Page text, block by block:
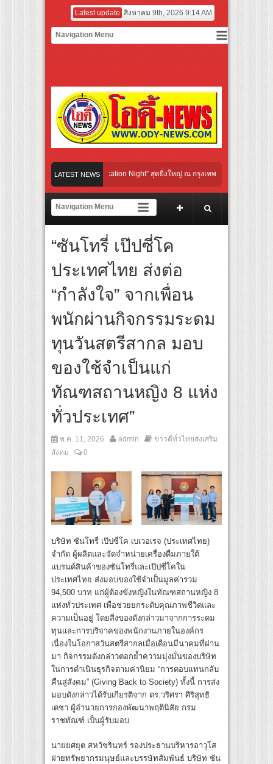
Latest update สิงหาคม 9th, 2026 9:14 AM
LATEST NEWS
Communication Night” สุดยิ่งใหญ่ ณ กรุงเทพฯ ขนทัพศิลปินชั้นนำ พร้อมกาล่า
ะแอโรบิกสุดมันส์ ในกิจกรรม “EM-ROBIC DANCE FOR MOM @BENCHASIRI
สุดแห่งปีจาก NUUI Starathon 8.8 “บอส-โนอึล” เปิดประเดิมเคะ-เมะ สุดเซอร์ไพร้ส์วั
เกมใหม่ในวงการการศึกษา เปิดตัว “SCA PLUS” แพลตฟอร์มการเรียนรู้ “Creative
อดการลงทุนในธุรกิจการศึกษากว่า 100 ล้านบาท
เส้นทางจาการ์ตา-กรุงเทพฯ เสริม Air Connectivity ดึงนักท่องเที่ยวคุณภาพจากอินโด
Communication Night” สุดยิ่งใหญ่ ณ กรุงเทพฯ ขนทัพศิลปินชั้นนำ พร้อมกาล่า
“ซันโทรี่ เป๊ปซี่โค
ประเทศไทย ส่งต่อ
“กำลังใจ” จากเพื่อน
พนักผ่านกิจกรรมระดม
ทุนวันสตรีสากล มอบ
ของใช้จำเป็นแก่
ทัณฑสถานหญิง 8 แห่ง
ทั่วประเทศ”
พ.ค. 11, 2026 admin
ข่าวดีทั่วไทยส่งเสริม
สังคม
0
บริษัท ซันโทรี่ เป๊ปซี่โค เบเวอเรจ (ประเทศไทย)
จำกัด ผู้ผลิตและจัดจำหน่ายเครื่องดื่มภายใต้
แบรนด์สินค้าของซันโทรี่และเป๊ปซี่โคใน
ประเทศไทย ส่งมอบของใช้จำเป็นมูลค่ารวม
94,500 บาท แก่ผู้ต้องขังหญิงในทัณฑสถานหญิง 8
แห่งทั่วประเทศ เพื่อช่วยยกระดับคุณภาพชีวิตและ
ความเป็นอยู่ โดยสิ่งของดังกล่าวมาจากการระดม
ทุนและการบริจาคของพนักงานภายในองค์กร
เนื่องในโอกาสวันสตรีสากลเมื่อเดือนมีนาคมที่ผ่าน
มา กิจกรรมดังกล่าวตอกย้ำความมุ่งมั่นของบริษัท
ในการดำเนินธุรกิจตามค่านิยม “การตอบแทนกลับ
คืนสู่สังคม” (Giving Back to Society) ทั้งนี้ การส่ง
มอบดังกล่าวได้รับเกียรติจาก ดร.วริศรา ศิริสุทธิ
เดชา ผู้อำนวยการกองพัฒนาพฤตินิสัย กรม
ราชทัณฑ์ เป็นผู้รับมอบ
นายยศยุต สหวัชรินทร์ รองประธานบริหารอาวุโส
ฝ่ายทรัพยากรมนุษย์และบรรษัทสัมพันธ์ บริษัท ซัน